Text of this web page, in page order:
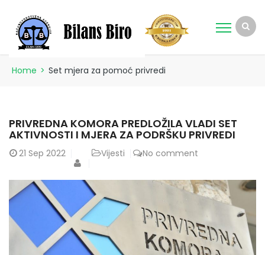
Home > Set mjera za pomoć privredi
PRIVREDNA KOMORA PREDLOŽILA VLADI SET
AKTIVNOSTI I MJERA ZA PODRŠKU PRIVREDI
21 Sep 2022 Vijesti No comment